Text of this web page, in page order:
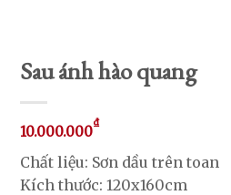
Sau ánh hào quang
10.000.000₫
Chất liệu: Sơn dầu trên toan
Kích thước: 120x160cm